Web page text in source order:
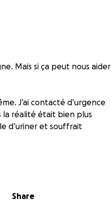
Mais si ça peut nous aider
J’ai contacté d’urgence
la réalité était bien plus
d’uriner et souffrait
Share